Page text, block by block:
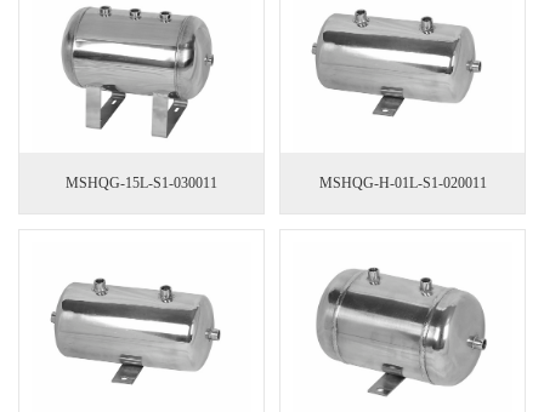
MSHQG-15L-S1-030011 MSHQG-H-01L-S1-020011